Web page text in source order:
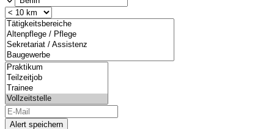
Alert speichern